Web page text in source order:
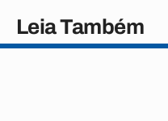
Leia Também